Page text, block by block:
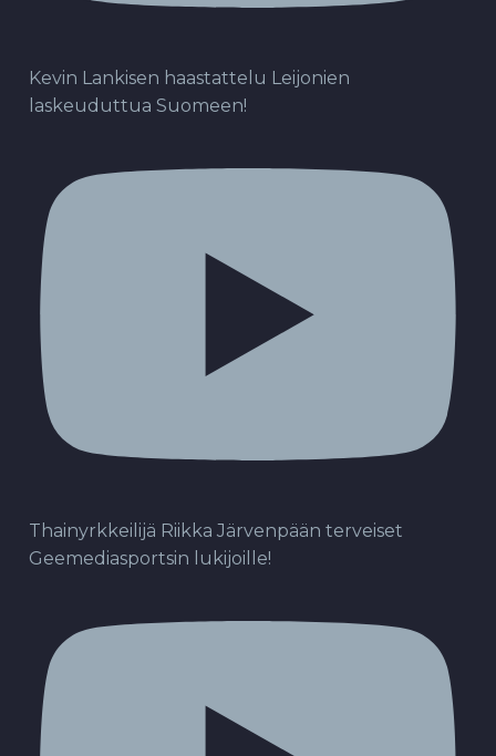
Kevin Lankisen haastattelu Leijonien
laskeuduttua Suomeen!
Thainyrkkeilijä Riikka Järvenpään terveiset
Geemediasportsin lukijoille!